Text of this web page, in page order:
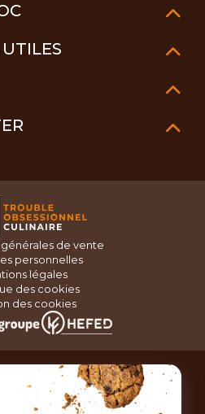
de vente
personnelles
légales
des cookies
des cookies
de cuisine pour concocter de
dignes d’un grand chef ?
de cuisine, nous vous